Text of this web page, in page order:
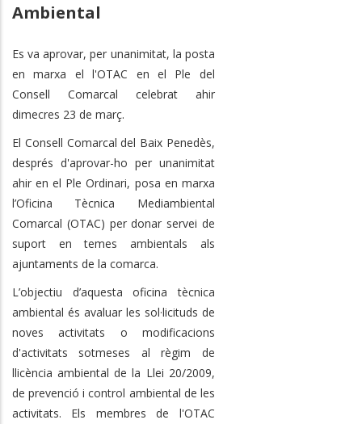
Ambiental
Es va aprovar, per unanimitat, la posta
en marxa el l'OTAC en el Ple del
Consell Comarcal celebrat ahir
dimecres 23 de març.
El Consell Comarcal del Baix Penedès,
després d'aprovar-ho per unanimitat
ahir en el Ple Ordinari, posa en marxa
l’Oficina Tècnica Mediambiental
Comarcal (OTAC) per donar servei de
suport en temes ambientals als
ajuntaments de la comarca.
L’objectiu d’aquesta oficina tècnica
ambiental és avaluar les sol·licituds de
noves activitats o modificacions
d'activitats sotmeses al règim de
llicència ambiental de la Llei 20/2009,
de prevenció i control ambiental de les
activitats. Els membres de l'OTAC